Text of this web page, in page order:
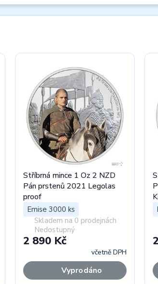
Stříbrná mince 1 Oz 2 NZD
Pán prstenů 2021 Legolas
proof
Emise 3000 ks
Skladem na 0 prodejnách
Nedostupný
2 890 Kč
včetně DPH
Vyprodáno